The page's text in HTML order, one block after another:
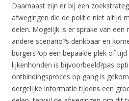
Daarnaast zijn er bij een
afwegingen die de politie niet altijd
delen. Mogelijk is er sprake van een
andere scenario?s denkbaar en
burgers?op een bepaalde plek of
lijkenhonden is bijvoorbeeld?pas
ontbindingsproces op gang is
dergelijke informatie tijdens een